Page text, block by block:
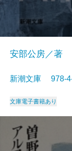
安部公房／著
新潮文庫 978-
文庫電子書籍あり